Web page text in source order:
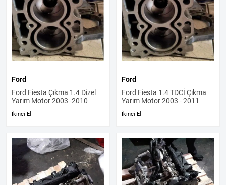
Ford
Ford Fiesta Çıkma 1.4 Dizel
Yarım Motor 2003 -2010
İkinci El
Ford
Ford Fiesta 1.4 TDCİ Çıkma
Yarım Motor 2003 - 2011
İkinci El